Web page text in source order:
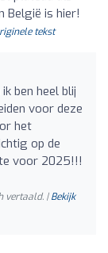
België is hier!
tekst
ben heel blij
voor deze
het
op de
voor 2025!!!
vertaald. |Bekijk